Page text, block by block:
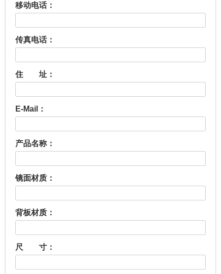
移动电话：
传真电话：
住 址：
E-Mail：
产品名称 ：
镜面材质：
背板材质：
尺 寸：